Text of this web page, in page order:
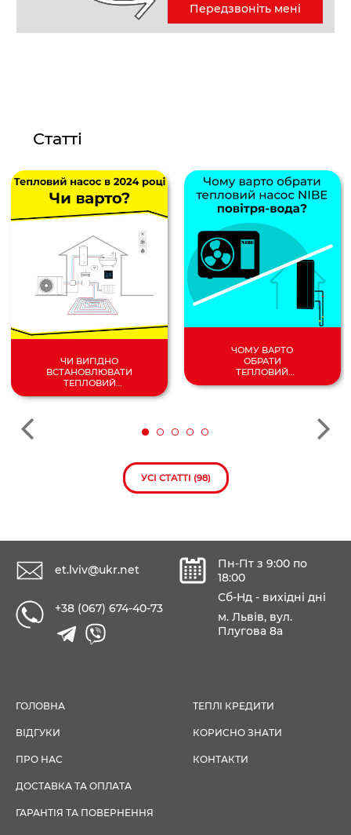
Передзвоніть мені
Статті
ЧИ ВИГІДНО
ВСТАНОВЛЮВАТИ
ТЕПЛОВИЙ
НАСОС У 2024
ЧОМУ ВАРТО
ОБРАТИ
ТЕПЛОВИЙ
УСІ СТАТТІ (98)
et.lviv@ukr.net
+38 (067) 674-40-73
Пн-Пт з 9:00 по
18:00
Сб-Нд - вихідні дні
м. Львів, вул.
Плугова 8а
ГОЛОВНА
ВІДГУКИ
ПРО НАС
ДОСТАВКА ТА ОПЛАТА
ГАРАНТІЯ ТА ПОВЕРНЕННЯ
ТЕПЛІ КРЕДИТИ
КОРИСНО ЗНАТИ
КОНТАКТИ